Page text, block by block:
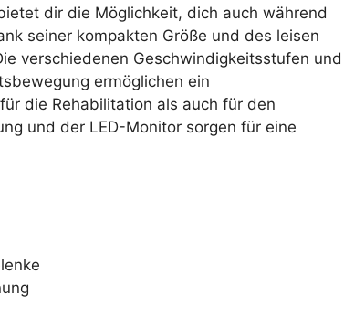
dir die Möglichkeit, dich auch während
seiner kompakten Größe und des leisen
verschiedenen Geschwindigkeitsstufen und
ermöglichen ein
die Rehabilitation als auch für den
und der LED-Monitor sorgen für eine